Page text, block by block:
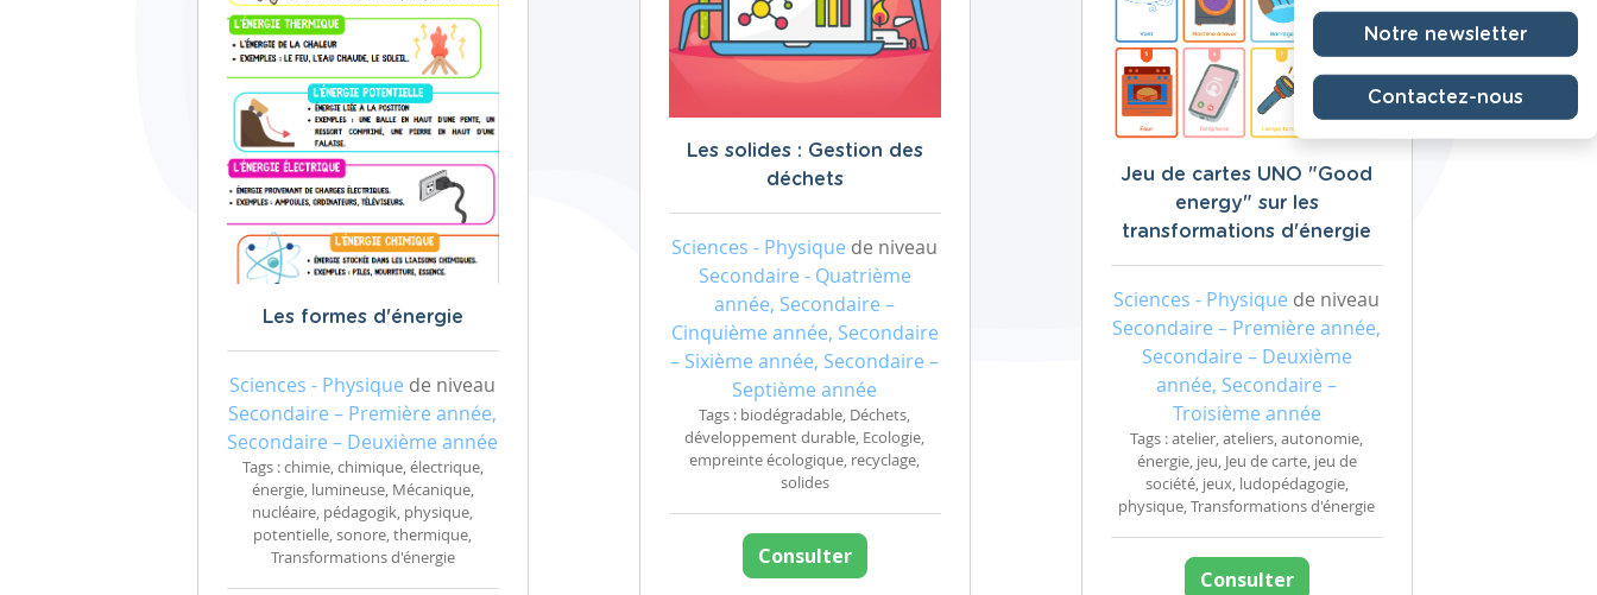
Les formes d'énergie
Sciences - Physique de niveau
Secondaire – Première année,
Secondaire – Deuxième année
Tags : chimie, chimique, électrique,
énergie, lumineuse, Mécanique,
nucléaire, pédagogik, physique,
potentielle, sonore, thermique,
Transformations d'énergie
Les solides : Gestion des
déchets
Sciences - Physique de niveau
Secondaire - Quatrième
année, Secondaire –
Cinquième année, Secondaire
– Sixième année, Secondaire –
Septième année
Tags : biodégradable, Déchets,
développement durable, Ecologie,
empreinte écologique, recyclage,
solides
Consulter
Jeu de cartes UNO "Good
energy" sur les
transformations d'énergie
Sciences - Physique de niveau
Secondaire – Première année,
Secondaire – Deuxième
année, Secondaire –
Troisième année
Tags : atelier, ateliers, autonomie,
énergie, jeu, Jeu de carte, jeu de
société, jeux, ludopédagogie,
physique, Transformations d'énergie
Consulter
Notre newsletter
Contactez-nous